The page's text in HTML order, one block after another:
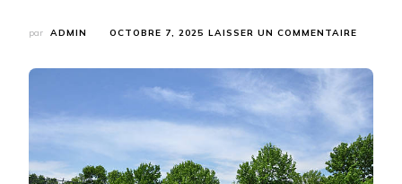
par ADMIN OCTOBRE 7, 2025 LAISSER UN COMMENTAIRE
DE
PADEL
À
LAVAL